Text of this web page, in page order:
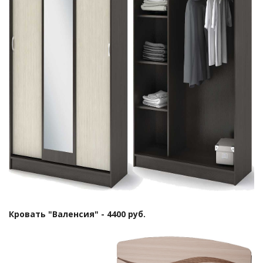
Кровать "Валенсия" - 4400 руб.